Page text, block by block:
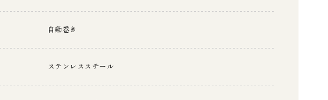
自動巻き
ステンレススチール